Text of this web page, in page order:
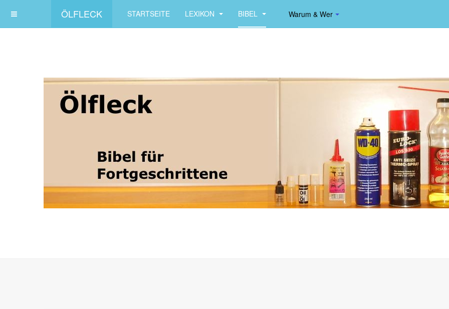
ÖLFLECK STARTSEITE LEXIKON BIBEL Warum & Wer